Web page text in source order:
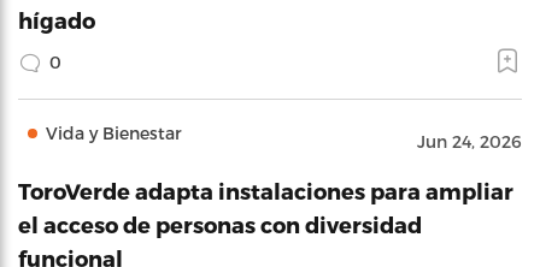
hígado
0
Vida y Bienestar Jun 24, 2026
ToroVerde adapta instalaciones para ampliar
el acceso de personas con diversidad
funcional